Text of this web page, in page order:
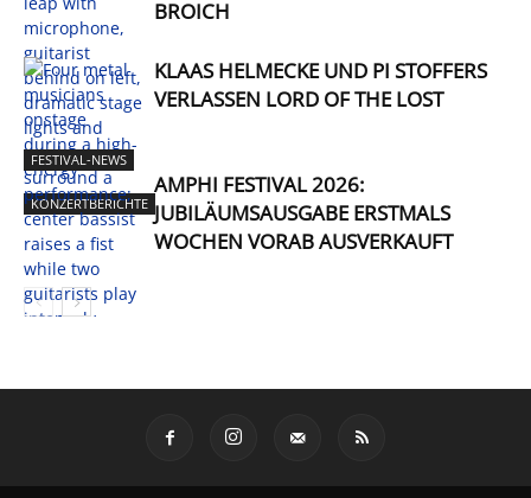
KONZERTBERICHTE
BROICH
KLAAS HELMECKE UND PI STOFFERS
VERLASSEN LORD OF THE LOST
FESTIVAL-NEWS
AMPHI FESTIVAL 2026:
JUBILÄUMSAUSGABE ERSTMALS
WOCHEN VORAB AUSVERKAUFT